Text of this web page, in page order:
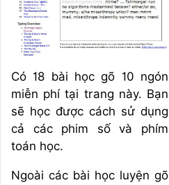
Có 18 bài học gõ 10 ngón
miễn phí tại trang này. Bạn
sẽ học được cách sử dụng
cả các phim số và phím
toán học.
Ngoài các bài học luyện gõ